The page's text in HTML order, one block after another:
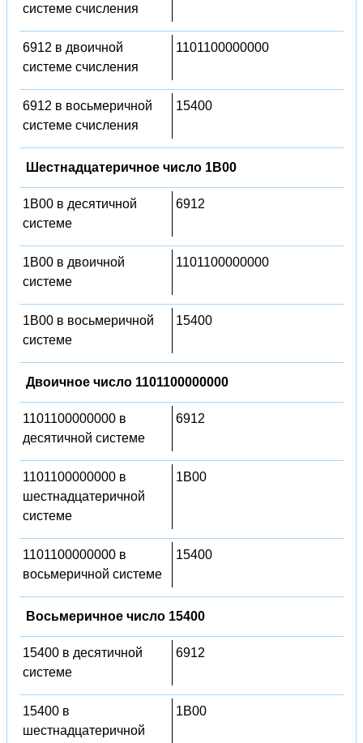
системе счисления
6912 в двоичной
системе счисления
1101100000000
6912 в восьмеричной
системе счисления
15400
Шестнадцатеричное число 1B00
1B00 в десятичной
системе
6912
1B00 в двоичной
системе
1101100000000
1B00 в восьмеричной
системе
15400
Двоичное число 1101100000000
1101100000000 в
десятичной системе
6912
1101100000000 в
шестнадцатеричной
системе
1B00
1101100000000 в
восьмеричной системе
15400
Восьмеричное число 15400
15400 в десятичной
системе
6912
15400 в
шестнадцатеричной
1B00